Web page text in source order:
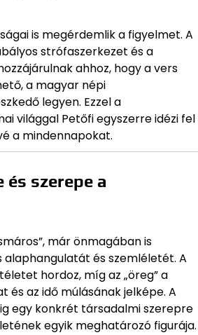
is megérdemlik a figyelmet. A
strófaszerkezet és a
ahhoz, hogy a vers
a magyar népi
legyen. Ezzel a
világgal Petőfi egyszerre idézi fel
a mindennapokat.
és szerepe a
már önmagában is
és szemléletét. A
hordoz, míg az „öreg” a
és az idő múlásának jelképe. A
egy konkrét társadalmi szerepre
egyik meghatározó figurája.